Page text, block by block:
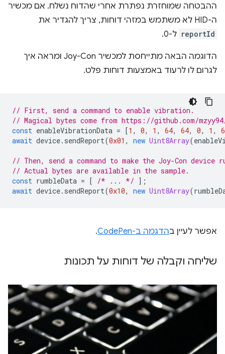
ההבטחה שמוחזרת נפתרת אחרי שהדוח נשלח. אם מכשיר
ה-HID לא משתמש במזהי דוחות, צריך להגדיר את
reportId ל-0.
הדוגמה הבאה מתייחסת למכשיר Joy-Con ומראה איך
לגרום לו לרעוד באמצעות דוחות פלט.
// First, send a command to enable vibration.
// Magical bytes come from https://github.com/
const enableVibrationData = [1 , 0, 1 , 64, 64, 0, 1 ,
await device. sendReport(0x01 , new Uint8Array(
// Then, send a command to make the Joy-Con device
// Actual bytes are available in the sample.
const rumbleData = [ /* ... */ ];
await device. sendReport(0x10, new Uint8Array(
אפשר לעיין בהדגמה ב-CodePen .
שליחה וקבלה של דוחות על תכונות